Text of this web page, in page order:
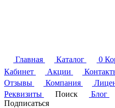
Главная Каталог 0
Кабинет
Акции
Отзывы
Компания
Реквизиты
Поиск Блог
Подписаться